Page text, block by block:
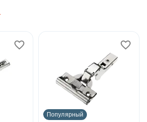
Популярный